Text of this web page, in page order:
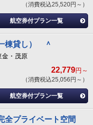
（消費税込25,520円～）
航空券付プラン一覧
棟貸し） ＾
金・茂原
22,779円～
（消費税込25,056円～）
航空券付プラン一覧
全プライベート空間